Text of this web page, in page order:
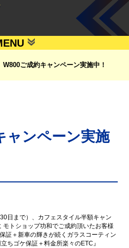
W800ご成約キャンペーン実施中！
ャンペーン実施
日まで）、カフェスタイル半額キャン
トショップ功和でご成約頂いたお客様
証＋新車の輝きが続くガラスコーティン
ちゴケ保証＋料金所楽々のETC』